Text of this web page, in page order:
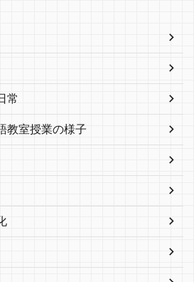
常
教室授業の様子